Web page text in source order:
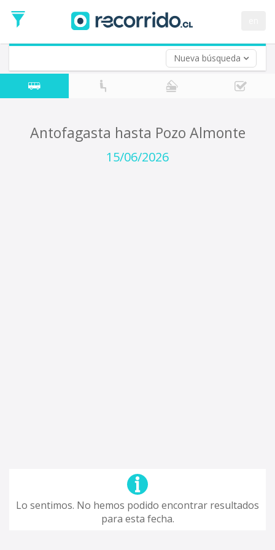
Nueva búsqueda
de
Ida
Vuelta (opcional)
Fecha
de
Antofagasta hasta Pozo Almonte
15/06/2026
Lo sentimos. No hemos podido encontrar resultados
para esta fecha.